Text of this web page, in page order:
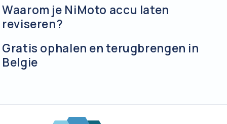
Waarom je NiMoto accu laten
reviseren?
Gratis ophalen en terugbrengen in
Belgie